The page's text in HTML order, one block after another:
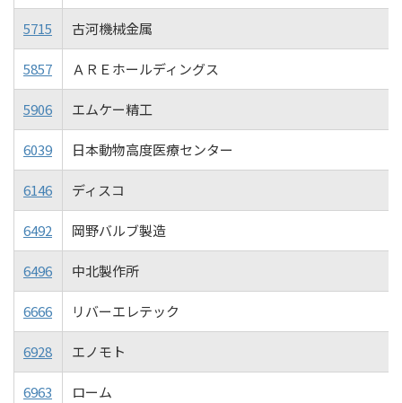
5715 古河機械金属
5857 ＡＲＥホールディングス
5906 エムケー精工
6039 日本動物高度医療センター
6146 ディスコ
6492 岡野バルブ製造
6496 中北製作所
6666 リバーエレテック
6928 エノモト
6963 ローム